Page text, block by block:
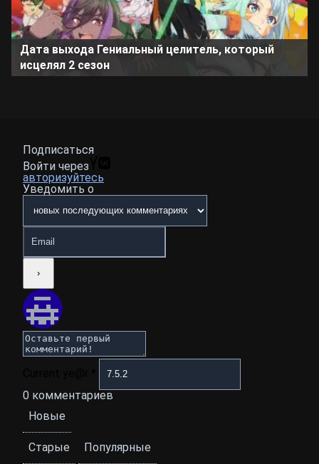
Дата выхода Гениальный целитель, который
исцелял 2 сезон
Подписаться
Войти через
авторизуйтесь
Уведомить о
0 комментариев
Новые
Старые Популярные